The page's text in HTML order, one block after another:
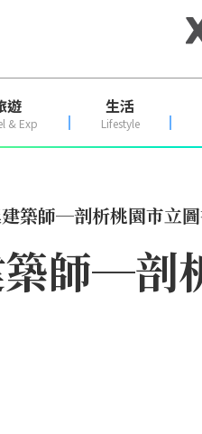
遊
& Exp
生活
Lifestyle
築師─剖析桃園市立
師─剖